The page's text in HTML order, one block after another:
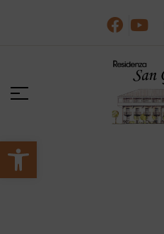
Apri la barra degli strumenti